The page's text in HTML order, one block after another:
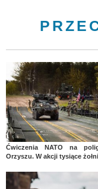
Ćwiczenia NATO na
Orzyszu. W akcji tysiące